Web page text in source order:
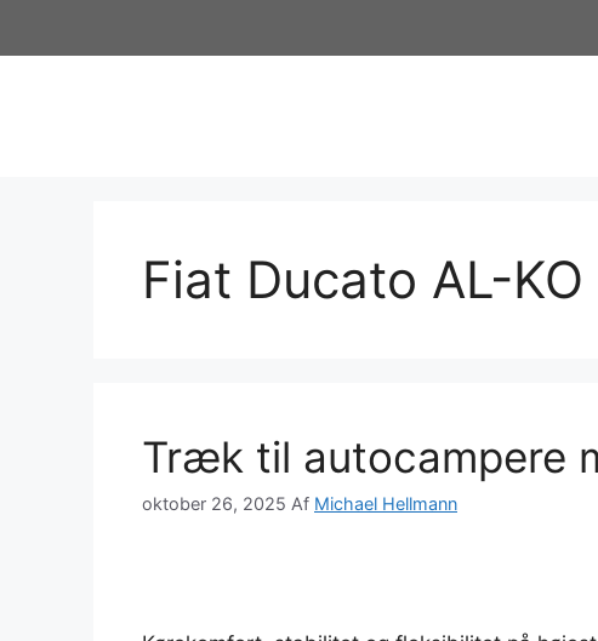
Fiat Ducato AL-
Træk til autocampere
oktober 26, 2025 Af Michael Hellmann